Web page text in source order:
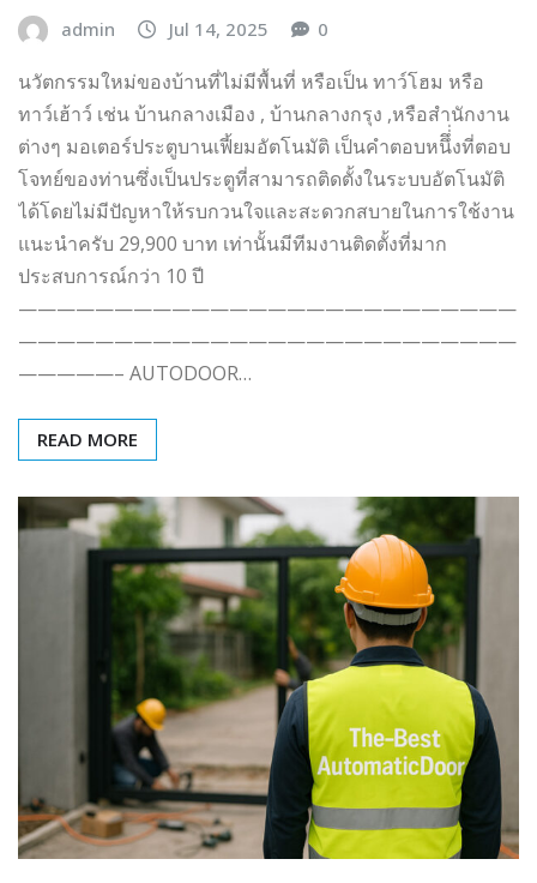
admin Jul 14, 2025 0
นวัตกรรมใหม่ของบ้านที่ไม่มีพื้นที่ หรือเป็น ทาว์โฮม หรือ
ทาว์เฮ้าว์ เช่น บ้านกลางเมือง , บ้านกลางกรุง ,หรือสำนักงาน
ต่างๆ มอเตอร์ประตูบานเฟี้ยมอัตโนมัติ เป็นคำตอบหนึึ่่งที่ตอบ
โจทย์ของท่านซึ่งเป็นประตูที่สามารถติดตั้งในระบบอัตโนมัติ
ได้โดยไม่มีปัญหาให้รบกวนใจและสะดวกสบายในการใช้งาน
แนะนำครับ 29,900 บาท เท่านั้นมีทีมงานติดตั้งที่มาก
ประสบการณ์กว่า 10 ปี
——————————————————————————
——————————————————————————
—————– AUTODOOR…
READ MORE